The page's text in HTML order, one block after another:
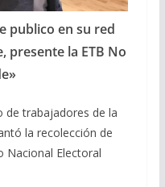
publico en su red
presente la ETB No
de trabajadores de la
la recolección de
Nacional Electoral